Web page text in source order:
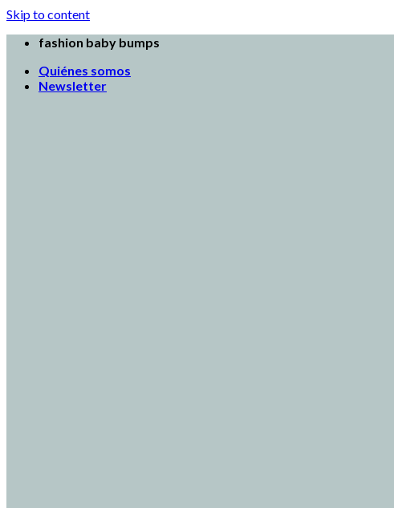
Skip to content
fashion baby bumps
Quiénes somos
Newsletter